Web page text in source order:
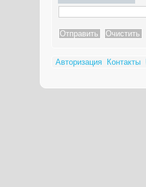
Авторизация Контакты